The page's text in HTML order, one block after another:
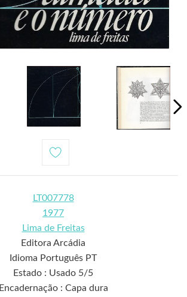
LT007778
1977
Lima de Freitas
Editora Arcádia
Idioma Português PT
Estado : Usado 5/5
Encadernação : Capa dura